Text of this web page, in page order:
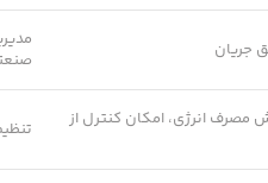
جریان
انرژی، امکان کنترل از